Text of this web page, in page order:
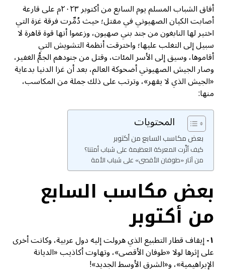
أفاق الشباب المسلم يوم السابع من أكتوبر ٢٠٢٣م على قارعة
أصابت الكيان الصهيوني في مقتل؛ حيث دُمِّرت فرقة غزة التي
اختير لها النابغون من جند بني صهيون، وزعموا أنها قوة قاهرة لا
سبيل إلى التغلب عليها؛ واخترقت أنظمة التشويش التي
أقاموها، وسيق إلى الأسر المئات، وقتل من جنودهم الجمُّ الغفير،
وصار الجيش الصهيوني أضحوكة العالم، بعد أن غزا الدنيا بدعاية
«الجيش الذي لا يقهر»، وترتب على ذلك جملة من المكاسب،
منها:
المحتويات
بعض مكاسب السابع من أكتوبر
كيف أثَّرت المعركة العظيمة على شباب أمتنا؟
من آثار «طوفان الأقصى» على شباب الأمة
بعض مكاسب السابع
من أكتوبر
١- إيقاف قطار التطبيع الذي هرولت إليه دول عربية، وكانت أخرى
على إثرها لولا «طوفان الأقصى»، وتهاوت أكاذيب «الديانة
الإبراهيمية»، و«الشرق الأوسط الجديد»!